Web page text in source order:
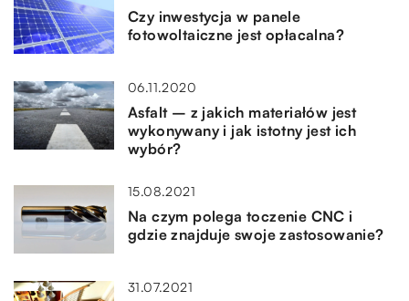
Czy inwestycja w panele
fotowoltaiczne jest opłacalna?
06.11.2020
Asfalt – z jakich materiałów jest
wykonywany i jak istotny jest ich
wybór?
15.08.2021
Na czym polega toczenie CNC i
gdzie znajduje swoje zastosowanie?
31.07.2021